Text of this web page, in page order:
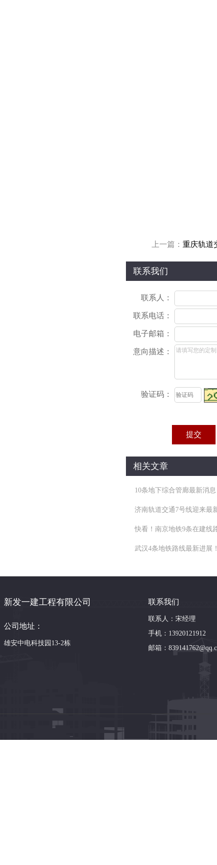
上一篇： 重庆轨道
联系我们
联系人：
联系电话：
电子邮箱：
意向描述：
验证码：
相关文章
10条地下综合管廊最新消
济南轨道交通7号线迎来最
快看！南京地铁9条在建线
武汉4条地铁路线最新进展
新发一建工程有限公司
公司地址：
雄安中电科技园13-2栋
联系我们
联系人：宋经理
手机：13920121912
邮箱：